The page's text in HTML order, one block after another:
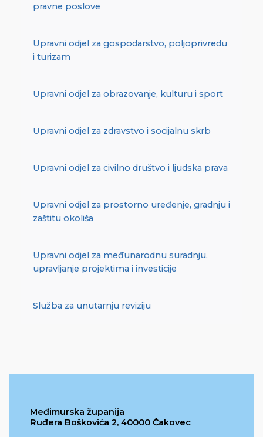
pravne poslove
Upravni odjel za gospodarstvo, poljoprivredu
i turizam
Upravni odjel za obrazovanje, kulturu i sport
Upravni odjel za zdravstvo i socijalnu skrb
Upravni odjel za civilno društvo i ljudska prava
Upravni odjel za prostorno uređenje, gradnju i
zaštitu okoliša
Upravni odjel za međunarodnu suradnju,
upravljanje projektima i investicije
Služba za unutarnju reviziju
Međimurska županija
Ruđera Boškovića 2, 40000 Čakovec